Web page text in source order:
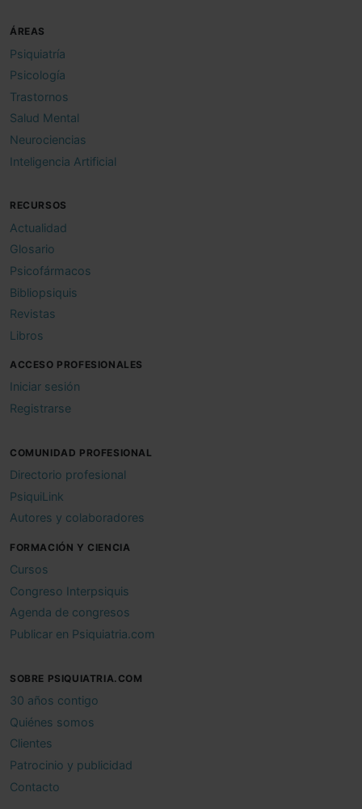
ÁREAS
Psiquiatría
Psicología
Trastornos
Salud Mental
Neurociencias
Inteligencia Artificial
RECURSOS
Actualidad
Glosario
Psicofármacos
Bibliopsiquis
Revistas
Libros
ACCESO PROFESIONALES
Iniciar sesión
Registrarse
COMUNIDAD PROFESIONAL
Directorio profesional
PsiquiLink
Autores y colaboradores
FORMACIÓN Y CIENCIA
Cursos
Congreso Interpsiquis
Agenda de congresos
Publicar en Psiquiatria.com
SOBRE PSIQUIATRIA.COM
30 años contigo
Quiénes somos
Clientes
Patrocinio y publicidad
Contacto